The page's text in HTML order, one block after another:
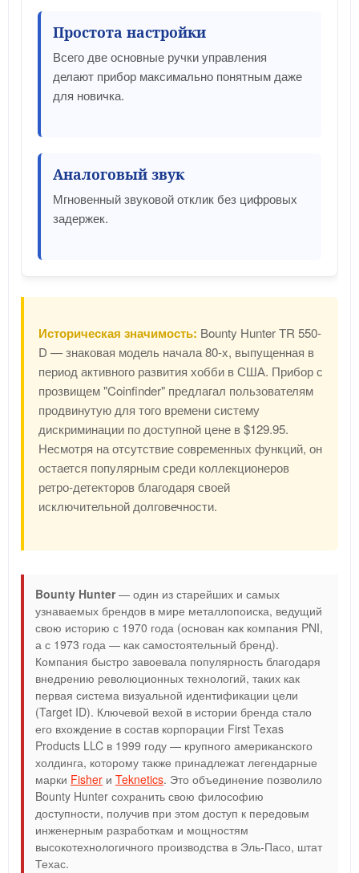
Простота настройки
Всего две основные ручки управления
делают прибор максимально понятным даже
для новичка.
Аналоговый звук
Мгновенный звуковой отклик без цифровых
задержек.
Историческая значимость: Bounty Hunter TR 550-
D — знаковая модель начала 80-х, выпущенная в
период активного развития хобби в США. Прибор с
прозвищем "Coinfinder" предлагал пользователям
продвинутую для того времени систему
дискриминации по доступной цене в $129.95.
Несмотря на отсутствие современных функций, он
остается популярным среди коллекционеров
ретро-детекторов благодаря своей
исключительной долговечности.
Bounty Hunter— один из старейших и самых
узнаваемых брендов в мире металлопоиска, ведущий
свою историю с 1970 года (основан как компания PNI,
а с 1973 года — как самостоятельный бренд).
Компания быстро завоевала популярность благодаря
внедрению революционных технологий, таких как
первая система визуальной идентификации цели
(Target ID). Ключевой вехой в истории бренда стало
его вхождение в состав корпорации First Texas
Products LLC в 1999 году — крупного американского
холдинга, которому также принадлежат легендарные
марки Fisher и Teknetics. Это объединение позволило
Bounty Hunter сохранить свою философию
доступности, получив при этом доступ к передовым
инженерным разработкам и мощностям
высокотехнологичного производства в Эль-Пасо, штат
Техас.